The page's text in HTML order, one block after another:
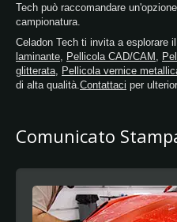
Tech può raccomandare
campionatura.
Celadon Tech ti invita a esplorare
laminante Pellicola CAD/CAM
glitterata Pellicola vernice
di alta qualità. Contattaci per
Comunicato